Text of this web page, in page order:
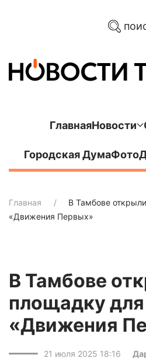
ГлавнаяНовости
Городская ДумаФото
Главная
В Тамбове
«Движения Первых»
В Тамбове
площадку для
«Движения
21 июля 2025 18:16